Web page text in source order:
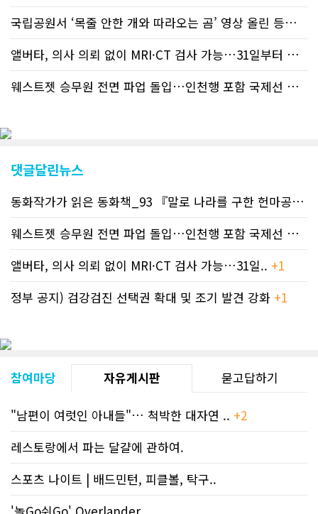
신기사를 매일 웹에 올리는 것으로 정책
을 변경했다. 이에 따라 독자들은 CN드
림 사이트 방문을 통해 매일 따끈따끈한
캐나다 전국 뉴스와 앨버타주 지역 최신
지는 뜨거운 성원에 보답고저 최근 웹 사
사 5위 차지
국립공원서 ‘목줄 안한 개와 따라오는 곰’ 영상 올린 등산객 기소돼
앨버타, 의사 의뢰 없이 MRI·CT 검사 가능…31일부터 자비 부..
웨스트젯 승무원 전면 파업 돌입…인천행 포함 국제선 줄줄이 결항 -..
댓글달린뉴스
동화작가가 읽은 동화책_93 『말로 나라를 구한 헌마공..+2
웨스트젯 승무원 전면 파업 돌입…인천행 포함 국제선 줄..
앨버타, 의사 의뢰 없이 MRI·CT 검사 가능…31일.. +1
정부 공지) 검강검진 선택권 확대 및 조기 발견 강화 +1
참여마당 자유게시판 묻고답하기
"남편이 여럿인 아내들"… 척박한 대자연 .. +2
레스토랑에서 파는 달걀에 관하여.
스포츠 나이트 | 배드민턴, 피클볼, 탁구..